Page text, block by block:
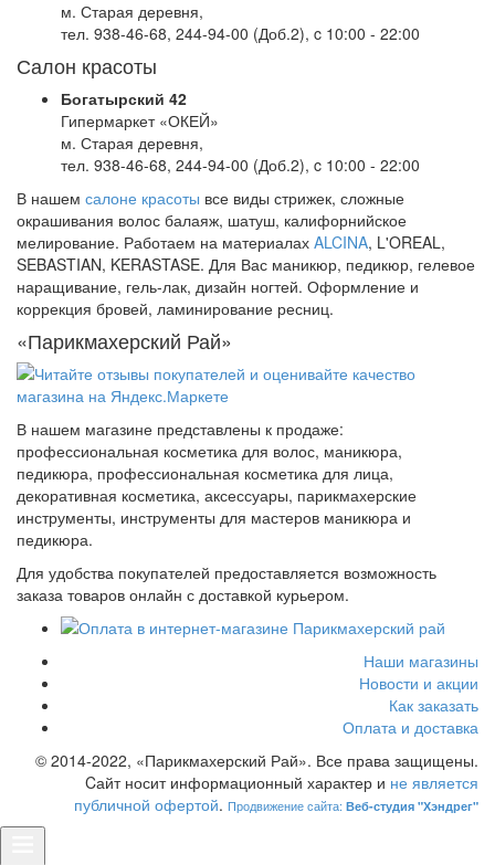
м. Старая деревня,
тел. 938-46-68, 244-94-00 (Доб.2), c 10:00 - 22:00
Салон красоты
Богатырский 42
Гипермаркет «ОКЕЙ»
м. Старая деревня,
тел. 938-46-68, 244-94-00 (Доб.2), c 10:00 - 22:00
В нашем салоне красоты все виды стрижек, сложные
окрашивания волос балаяж, шатуш, калифорнийское
мелирование. Работаем на материалах ALCINA, L'OREAL,
SEBASTIAN, KERASTASE. Для Вас маникюр, педикюр, гелевое
наращивание, гель-лак, дизайн ногтей. Оформление и
коррекция бровей, ламинирование ресниц.
«Парикмахерский Рай»
В нашем магазине представлены к продаже:
профессиональная косметика для волос, маникюра,
педикюра, профессиональная косметика для лица,
декоративная косметика, аксессуары, парикмахерские
инструменты, инструменты для мастеров маникюра и
педикюра.
Для удобства покупателей предоставляется возможность
заказа товаров онлайн с доставкой курьером.
Наши магазины
Новости и акции
Как заказать
Оплата и доставка
© 2014-2022, «Парикмахерский Рай». Все права защищены.
Cайт носит информационный характер и не является
публичной офертой. Продвижение сайта: Веб-студия "Хэндрег"